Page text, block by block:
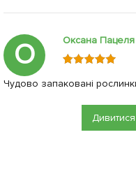
О Оксана Пацеля
Чудово запаковані
Дивитися